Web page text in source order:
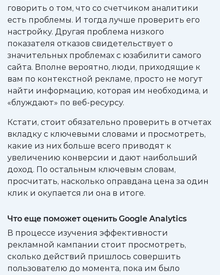
говорить о том, что со счетчиком аналитики
есть проблемы. И тогда лучше проверить его
настройку. Другая проблема низкого
показателя отказов свидетельствует о
значительных проблемах с юзабилити самого
сайта. Вполне вероятно, люди, приходящие к
вам по контекстной рекламе, просто не могут
найти информацию, которая им необходима, и
«блуждают» по веб-ресурсу.
Кстати, стоит обязательно проверить в отчетах
вкладку с ключевыми словами и просмотреть,
какие из них больше всего приводят к
увеличению конверсии и дают наибольший
доход. По остальным ключевым словам,
просчитать, насколько оправдана цена за один
клик и окупается ли она в итоге.
Что еще поможет оценить Google Analytics
В процессе изучения эффективности
рекламной кампании стоит просмотреть,
сколько действий пришлось совершить
пользователю до момента, пока им было